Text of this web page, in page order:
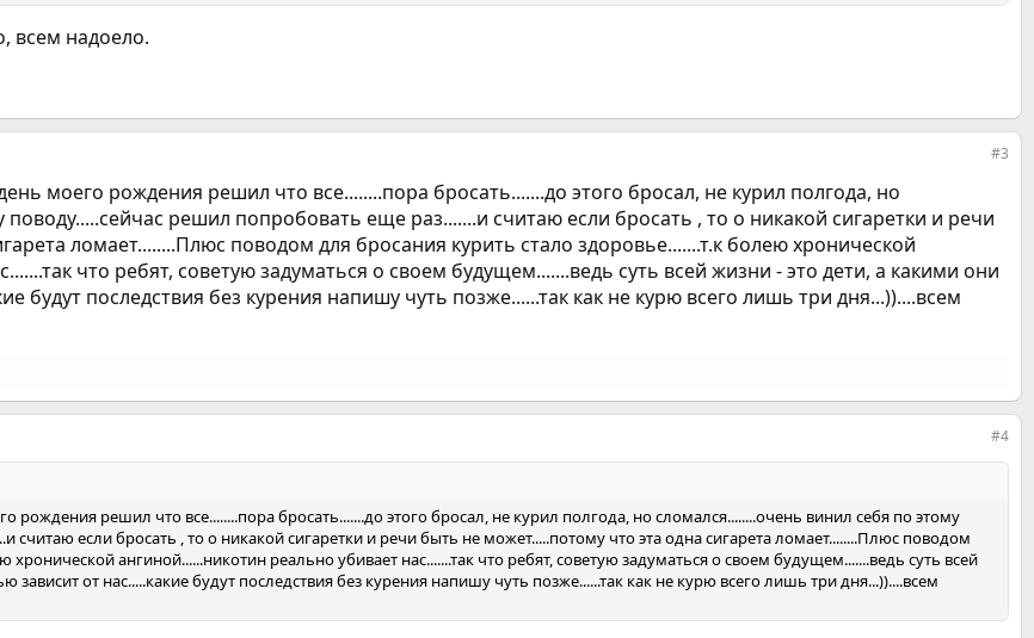
всем надоело.
#3
моего рождения решил что все........пора бросать.......до этого бросал, не курил полгода, но
решил попробовать еще раз.......и считаю если бросать , то о никакой сигаретки и речи
ломает........Плюс поводом для бросания курить стало здоровье.......т.к болею хронической
что ребят, советую задуматься о своем будущем.......ведь суть всей жизни - это дети, а какими они
будут последствия без курения напишу чуть позже......так как не курю всего лишь три дня...))....всем
#4
рождения решил что все........пора бросать.......до этого бросал, не курил полгода, но сломался........очень винил себя по этому
считаю если бросать , то о никакой сигаретки и речи быть не может.....потому что эта одна сигарета ломает........Плюс поводом
хронической ангиной......никотин реально убивает нас.......так что ребят, советую задуматься о своем будущем.......ведь суть всей
зависит от нас.....какие будут последствия без курения напишу чуть позже......так как не курю всего лишь три дня...))....всем